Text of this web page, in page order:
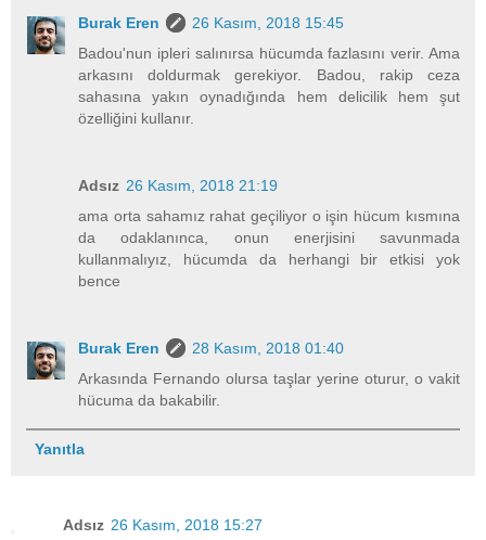
Burak Eren
26 Kasım, 2018 15:45
Badou'nun ipleri salınırsa hücumda fazlasını verir. Ama
arkasını doldurmak gerekiyor. Badou, rakip ceza
sahasına yakın oynadığında hem delicilik hem şut
özelliğini kullanır.
Adsız 26 Kasım, 2018 21:19
ama orta sahamız rahat geçiliyor o işin hücum kısmına
da odaklanınca, onun enerjisini savunmada
kullanmalıyız, hücumda da herhangi bir etkisi yok
bence
Burak Eren
28 Kasım, 2018 01:40
Arkasında Fernando olursa taşlar yerine oturur, o vakit
hücuma da bakabilir.
Yanıtla
Adsız 26 Kasım, 2018 15:27